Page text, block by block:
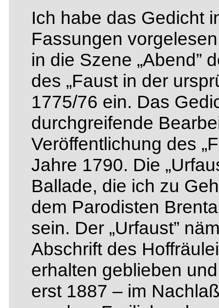
Ich habe das Gedicht
Fassungen
in die Szene „Abend”
des „Faust in der
1775/76 ein. Das
durchgreifende
Veröffentlichung des
Jahre 1790. Die
Ballade, die ich zu
dem Parodisten
sein. Der „Urfaust”
Abschrift des
erhalten geblieben
erst 1887 – im